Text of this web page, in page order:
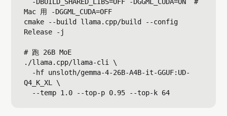
Mac 用 -DGGML_CUDA=OFF
cmake --build llama.cpp/build --config
Release -j
# 跑 26B MoE
./llama.cpp/llama-cli \
Q4_K_XL \